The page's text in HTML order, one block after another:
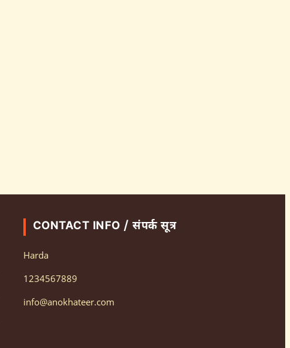
CONTACT INFO / संपर्क सूत्र
Harda
1234567889
info@anokhateer.com